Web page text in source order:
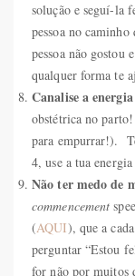
solução e seguí-la
pessoa no
pessoa não
qualquer forma te
Canalise a energia
obstétrica no
para empurrar!).
4, use a tua
Não ter medo de
commencement
(AQUI), que a
perguntar “Estou
for não por muitos